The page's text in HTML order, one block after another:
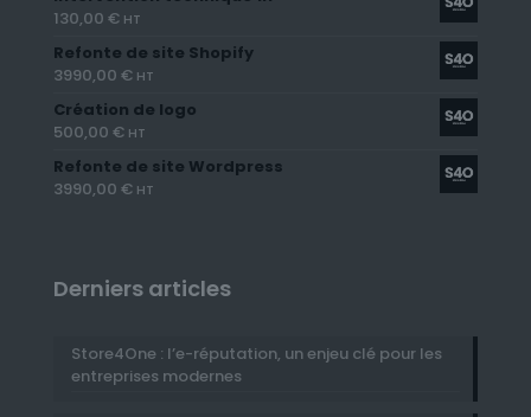
130,00 € HT
Refonte de site Shopify
3990,00 € HT
Création de logo
500,00 € HT
Refonte de site Wordpress
3990,00 € HT
Derniers articles
Store4One : l’e-réputation, un enjeu clé pour les
entreprises modernes